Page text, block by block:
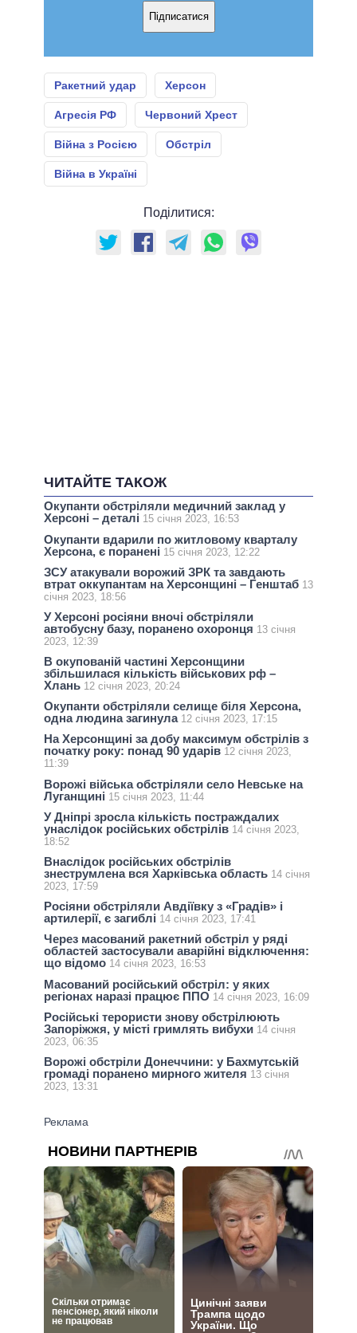
Підписатися
Ракетний удар Херсон
Агресія РФ Червоний Хрест
Війна з Росією Обстріл
Війна в Україні
Поділитися:
ЧИТАЙТЕ ТАКОЖ
Окупанти обстріляли медичний заклад у
Херсоні – деталі 15 січня 2023, 16:53
Окупанти вдарили по житловому кварталу
Херсона, є поранені 15 січня 2023, 12:22
ЗСУ атакували ворожий ЗРК та завдають
втрат оккупантам на Херсонщині – Генштаб 13
січня 2023, 18:56
У Херсоні росіяни вночі обстріляли
автобусну базу, поранено охоронця 13 січня
2023, 12:39
В окупованій частині Херсонщини
збільшилася кількість військових рф –
Хлань 12 січня 2023, 20:24
Окупанти обстріляли селище біля Херсона,
одна людина загинула 12 січня 2023, 17:15
На Херсонщині за добу максимум обстрілів з
початку року: понад 90 ударів 12 січня 2023,
11:39
Ворожі війська обстріляли село Невське на
Луганщині 15 січня 2023, 11:44
У Дніпрі зросла кількість постраждалих
унаслідок російських обстрілів 14 січня 2023,
18:52
Внаслідок російських обстрілів
знеструмлена вся Харківська область 14 січня
2023, 17:59
Росіяни обстріляли Авдіївку з «Градів» і
артилерії, є загиблі 14 січня 2023, 17:41
Через масований ракетний обстріл у ряді
областей застосували аварійні відключення:
що відомо 14 січня 2023, 16:53
Масований російський обстріл: у яких
регіонах наразі працює ППО 14 січня 2023, 16:09
Російські терористи знову обстрілюють
Запоріжжя, у місті гримлять вибухи 14 січня
2023, 06:35
Ворожі обстріли Донеччини: у Бахмутській
громаді поранено мирного жителя 13 січня
2023, 13:31